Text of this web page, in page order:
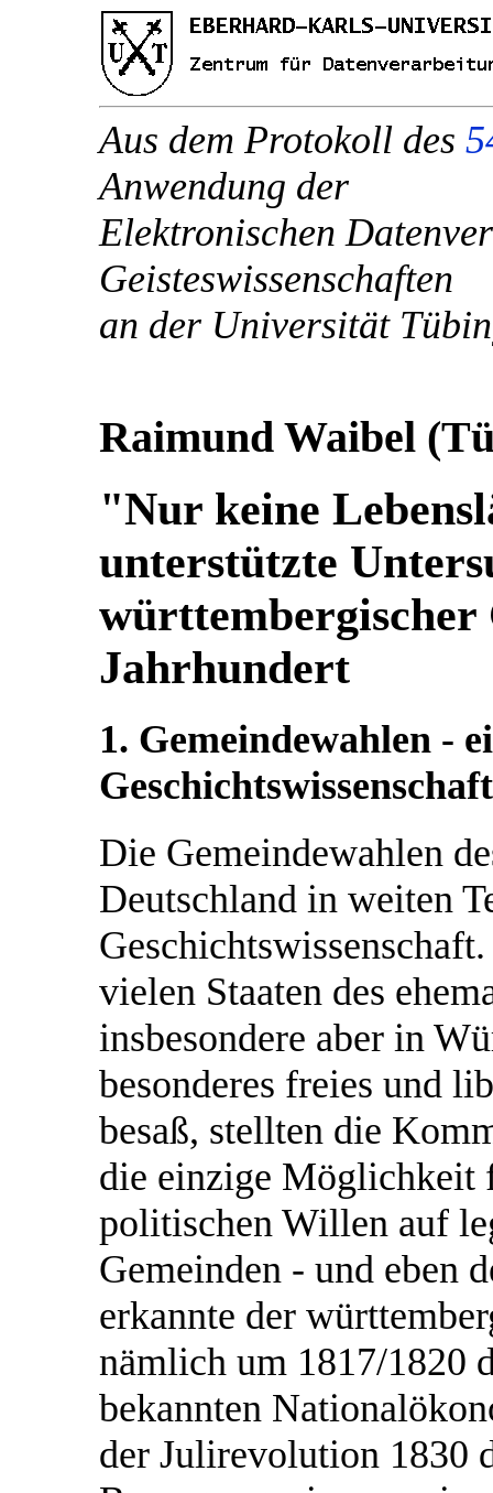
Aus dem Protokoll des
Anwendung der
Elektronischen
Geisteswissenschaften
an der Universität
Raimund Waibel
"Nur keine
unterstützte
württembergischer
Jahrhundert
1. Gemeindewahlen -
Geschichtswissenschaft
Die Gemeindewahlen
Deutschland in weiten
vielen Staaten des
insbesondere aber in
besonderes freies und
besaß, stellten die
die einzige Möglichkeit
politischen Willen auf
Gemeinden - und eben
erkannte der
nämlich um 1817/1820
bekannten
der Julirevolution 1830